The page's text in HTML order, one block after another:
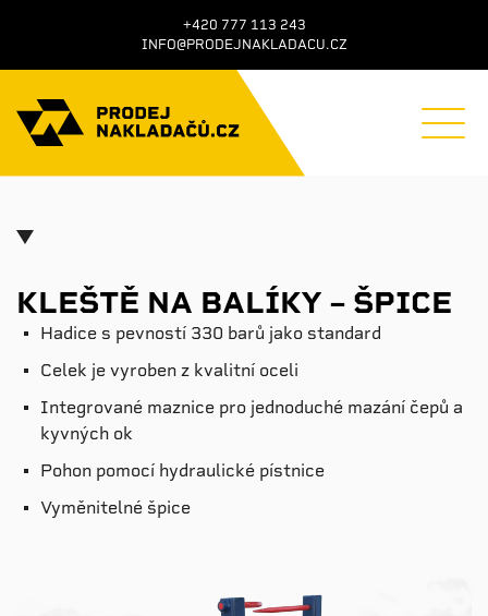
+420 777 113 243
INFO@PRODEJNAKLADACU.CZ
KLEŠTĚ NA BALÍKY – ŠPICE
Hadice s pevností 330 barů jako standard
Celek je vyroben z kvalitní oceli
Integrované maznice pro jednoduché mazání čepů a
kyvných ok
Pohon pomocí hydraulické pístnice
Vyměnitelné špice